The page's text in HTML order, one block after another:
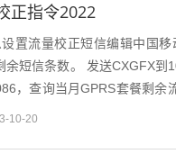
正指令2022
置流量校正短信编辑中国
短信条数。 发送CXGFX到
，查询当月GPRS套餐剩余
10-20